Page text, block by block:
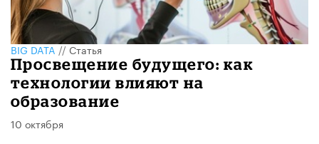
BIG DATA//Статья
Просвещение будущего: как
технологии влияют на
образование
10 октября